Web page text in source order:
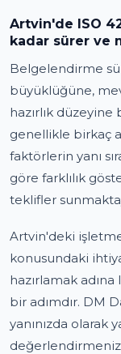
Artvin'de ISO
kadar sürer ve
Belgelendirme
büyüklüğüne,
hazırlık
genellikle birkaç
faktörlerin yanı
göre farklılık
teklifler
Artvin'deki
konusundaki
hazırlamak
bir adımdır. DM
yanınızda olarak